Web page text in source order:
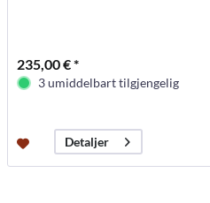
235,00 € *
3 umiddelbart tilgjengelig
Detaljer